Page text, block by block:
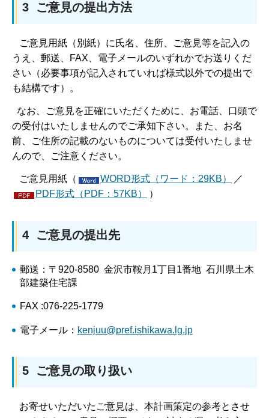
3 ご意見の提出方法
ご意見用紙（別紙）に氏名、住所、ご意見等を記入の
うえ、郵送、FAX、電子メールのいずれかでお送りくだ
さい（必要事項が記入されていれば様式以外での提出で
も結構です）。
なお、ご意見を正確にいただくために、お電話、口頭で
の受付はいたしませんのでご承知下さい。また、お名
前、ご住所の記載のないものについては受付いたしませ
んので、ご注意ください。
ご意見用紙（ WORD形式（ワード：29KB）
／
PDF形式（PDF：57KB）
）
4 ご意見の提出先
郵送：〒920-8580 金沢市鞍月1丁目1番地 石川県土木
部建築住宅課
FAX :076-225-1779
電子メール： kenjuu@pref.ishikawa.lg.jp
5 ご意見の取り扱い
お寄せいただいたご意見は、本計画策定の参考とさせ